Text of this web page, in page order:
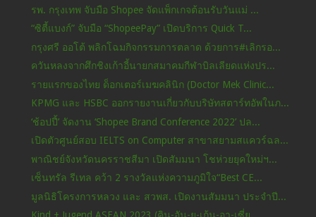
รพ. กรุงเทพ จับมือ Shopee จัดแพ็กเกจต้อนรับวันแม่ ...
“ซิตี้แบงก์” จับมือ “ShopeePay” เปิดบริการ Quick T...
กรุงศรี ออโต้ พลิกโฉมกิจกรรมการตลาด ด้วยการ#เลิกรอ...
ควันหลงจากศึกชิงเก้าอี้นายกสมาคมกีฬาบิลเลียดแห่งปร...
รายแรกของไทย ด็อกเตอร์เมฆคลินิก (Doctor Mek Clinic...
KPMG และ HSBC ออกรายงานเกี่ยวกับบริษัทสตาร์ทอัพในภ...
‘ช้อปปี้’ จัดงาน ‘Shopee Brand Conference 2022’ ปล...
เปิดตัวศูนย์สอบ IELTS on Computer สาขาสยามสแควร์ฉล...
พาณิชย์จังหวัดนครราชสีมา เปิดสัมมนา โชห่วยยุคใหม่ฯ...
เซ็นทรัล รีเทล คว้า 2 รางวัลแห่งความภูมิใจ“Best CE...
มูลนิธิโครงการหลวง และ สวพส. เปิดงานสัมมนา ประจำปี...